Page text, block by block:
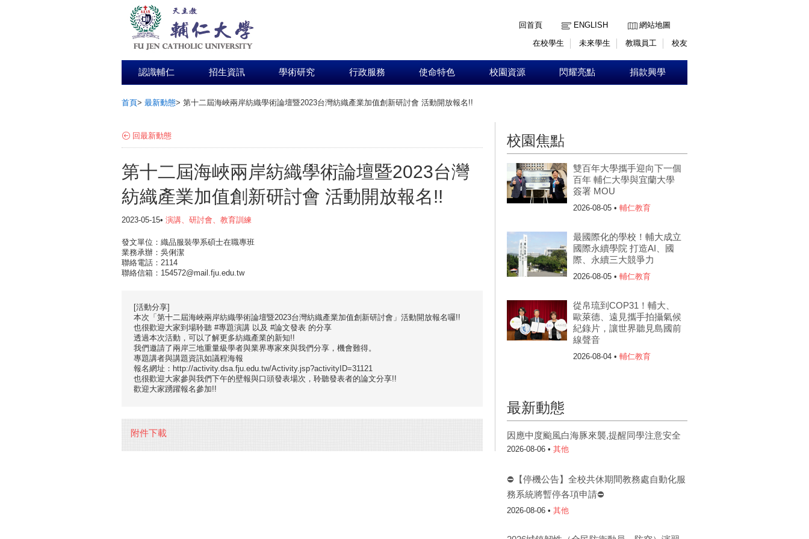
回首頁
ENGLISH
網站地圖
在校學生
未來學生 教職員工 校友
認識輔仁 招生資訊 學術研究 行政服務 使命特色 校園資源 閃耀亮點 捐款興學
首頁> 最新動態> 第十二屆海峽兩岸紡織學術論壇暨2023台灣紡織產業加值創新研討會 活動開放報名!!
回最新動態
第十二屆海峽兩岸紡織學術論壇暨2023台灣
紡織產業加值創新研討會 活動開放報名!!
2023-05-15• 演講、研討會、教育訓練
發文單位：織品服裝學系碩士在職專班
業務承辦：吳俐潔
聯絡電話：2114
聯絡信箱：154572@mail.fju.edu.tw
[活動分享]
本次「第十二屆海峽兩岸紡織學術論壇暨2023台灣紡織產業加值創新研討會」活動開放報名囉!!
也很歡迎大家到場聆聽 #專題演講 以及 #論文發表 的分享
透過本次活動，可以了解更多紡織產業的新知!!
我們邀請了兩岸三地重量級學者與業界專家來與我們分享，機會難得。
專題講者與講題資訊如議程海報
報名網址：http://activity.dsa.fju.edu.tw/Activity.jsp?activityID=31121
也很歡迎大家參與我們下午的壁報與口頭發表場次，聆聽發表者的論文分享!!
歡迎大家踴躍報名參加!!
附件下載
校園焦點
雙百年大學攜手迎向下一個
百年 輔仁大學與宜蘭大學
簽署 MOU
2026-08-05 • 輔仁教育
最國際化的學校！輔大成立
國際永續學院 打造AI、國
際、永續三大競爭力
2026-08-05 • 輔仁教育
從帛琉到COP31！輔大、
歐萊德、遠見攜手拍攝氣候
紀錄片，讓世界聽見島國前
線聲音
2026-08-04 • 輔仁教育
最新動態
因應中度颱風白海豚來襲,提醒同學注意安全
2026-08-06 • 其他
⛔【停機公告】全校共休期間教務處自動化服
務系統將暫停各項申請⛔
2026-08-06 • 其他